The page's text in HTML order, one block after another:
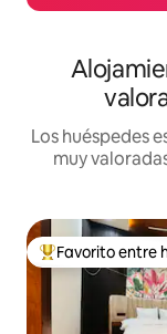
Los huéspedes
muy
Favorito entre
Favorito entre